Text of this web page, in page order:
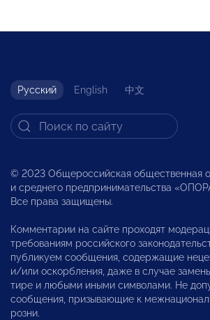
Русский English 中文
© 2023 Общероссийская общественная
и среднего предпринимательства
Все права защищены.
Комментарии на сайте проходят
требованиям российского
публикуем сообщения, содержащие
и/или оскорбления, даже в случае
тире и любыми иными символами. Не
сообщения, призывающие к
розни.